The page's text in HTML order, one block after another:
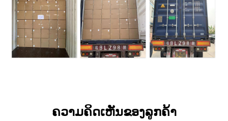
ຄວາມຄິດເຫັນຂອງລູກຄ້າ